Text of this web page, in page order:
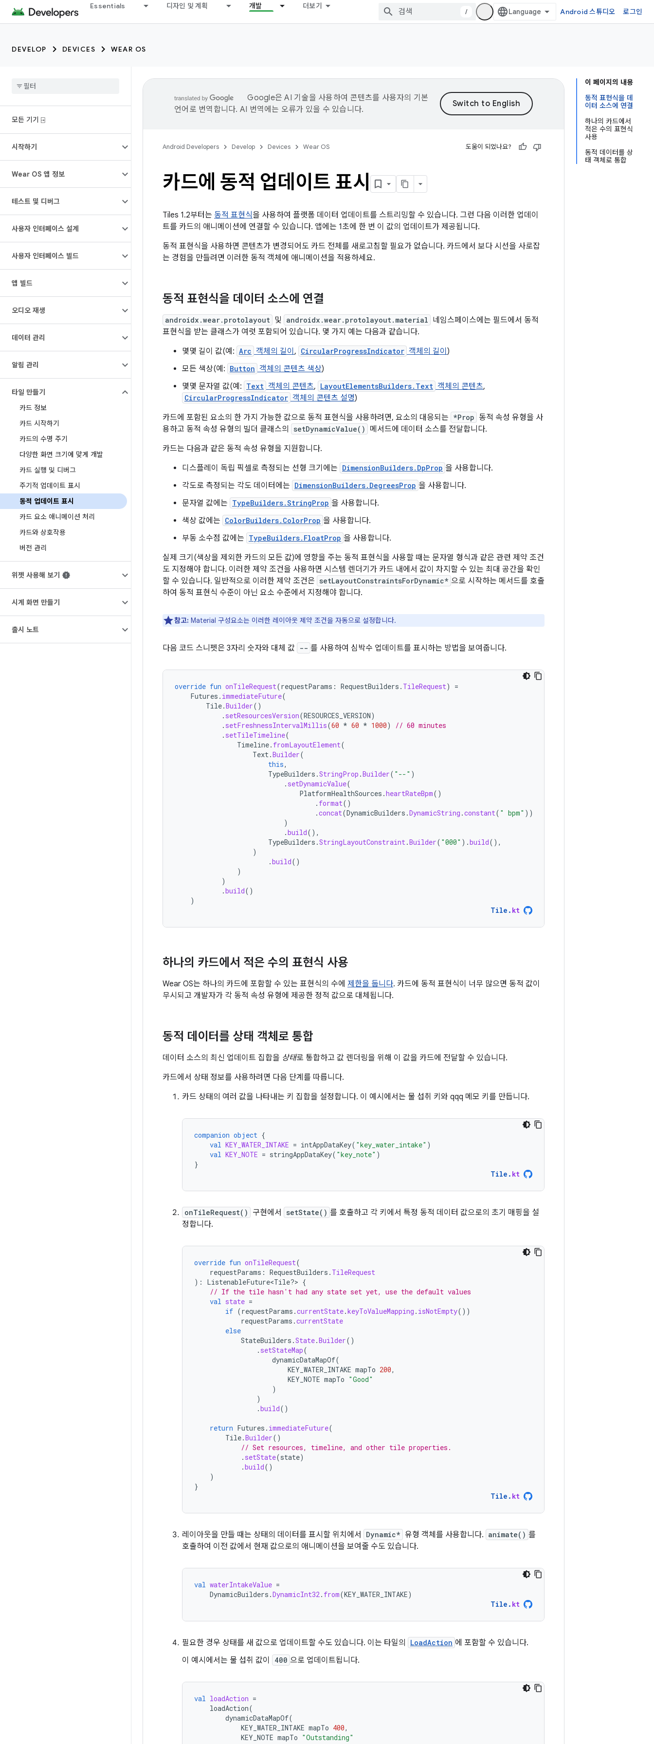
Essentials 디자인 및 계획 개발 더보기
/ Android 스튜디오 로그인
DEVELOP DEVICES WEAR OS
모든 기기 ⍈
시작하기
Wear OS 앱 정보
테스트 및 디버그
사용자 인터페이스 설계
사용자 인터페이스 빌드
앱 빌드
오디오 재생
데이터 관리
알림 관리
타일 만들기
카드 정보
카드 시작하기
카드의 수명 주기
다양한 화면 크기에 맞게 개발
카드 실행 및 디버그
주기적 업데이트 표시
동적 업데이트 표시
카드 요소 애니메이션 처리
카드와 상호작용
버전 관리
위젯 사용해 보기
시계 화면 만들기
출시 노트
이 페이지의 내용
동적 표현식을 데
이터 소스에 연결
하나의 카드에서
적은 수의 표현식
사용
동적 데이터를 상
태 객체로 통합
Google은 AI 기술을 사용하여 콘텐츠를 사용자의 기본
언어로 번역합니다. AI 번역에는 오류가 있을 수 있습니다.
Android Developers Develop Devices Wear OS 도움이 되었나요?
카드에 동적 업데이트 표시
Tiles 1.2부터는 동적 표현식을 사용하여 플랫폼 데이터 업데이트를 스트리밍할 수 있습니다. 그런 다음 이러한 업데이
트를 카드의 애니메이션에 연결할 수 있습니다. 앱에는 1초에 한 번 이 값의 업데이트가 제공됩니다.
동적 표현식을 사용하면 콘텐츠가 변경되어도 카드 전체를 새로고침할 필요가 없습니다. 카드에서 보다 시선을 사로잡
는 경험을 만들려면 이러한 동적 객체에 애니메이션을 적용하세요.
동적 표현식을 데이터 소스에 연결
androidx.wear.protolayout 및 androidx.wear.protolayout.material 네임스페이스에는 필드에서 동적
표현식을 받는 클래스가 여럿 포함되어 있습니다. 몇 가지 예는 다음과 같습니다.
몇몇 길이 값(예: Arc 객체의 길이 , CircularProgressIndicator 객체의 길이 )
모든 색상(예: Button 객체의 콘텐츠 색상)
몇몇 문자열 값(예: Text 객체의 콘텐츠, LayoutElementsBuilders.Text 객체의 콘텐츠,
CircularProgressIndicator 객체의 콘텐츠 설명)
카드에 포함된 요소의 한 가지 가능한 값으로 동적 표현식을 사용하려면, 요소의 대응되는 *Prop 동적 속성 유형을 사
용하고 동적 속성 유형의 빌더 클래스의
setDynamicValue()
메서드에 데이터 소스를 전달합니다.
카드는 다음과 같은 동적 속성 유형을 지원합니다.
디스플레이 독립 픽셀로 측정되는 선형 크기에는 DimensionBuilders.DpProp 을 사용합니다.
각도로 측정되는 각도 데이터에는 DimensionBuilders.DegreesProp 을 사용합니다.
문자열 값에는 TypeBuilders.StringProp 을 사용합니다.
색상 값에는 ColorBuilders.ColorProp 을 사용합니다.
부동 소수점 값에는 TypeBuilders.FloatProp 을 사용합니다.
실제 크기(색상을 제외한 카드의 모든 값)에 영향을 주는 동적 표현식을 사용할 때는 문자열 형식과 같은 관련 제약 조건
도 지정해야 합니다. 이러한 제약 조건을 사용하면 시스템 렌더기가 카드 내에서 값이 차지할 수 있는 최대 공간을 확인
할 수 있습니다. 일반적으로 이러한 제약 조건은 setLayoutConstraintsForDynamic* 으로 시작하는 메서드를 호출
하여 동적 표현식 수준이 아닌 요소 수준에서 지정해야 합니다.
참고: Material 구성요소는 이러한 레이아웃 제약 조건을 자동으로 설정합니다.
다음 코드 스니펫은 3자리 숫자와 대체 값 -- 를 사용하여 심박수 업데이트를 표시하는 방법을 보여줍니다.
override fun onTileRequest(requestParams : RequestBuilders . TileRequest)
=
Futures . immediateFuture(
Tile.Builder()
. setResourcesVersion(RESOURCES_VERSION)
. setFreshnessIntervalMillis(60 * 60 * 1000)
// 60 minutes
. setTileTimeline(
Timeline. fromLayoutElement(
Text.Builder(
this,
TypeBuilders .StringProp .Builder( "--" )
. setDynamicValue(
PlatformHealthSources .heartRateBpm()
. format()
.concat(DynamicBuilders .DynamicString .constant( " bpm" ))
)
.build(),
TypeBuilders .StringLayoutConstraint.Builder( "000" ).build(),
)
.build()
)
)
.build()
)
Tile . kt
하나의 카드에서 적은 수의 표현식 사용
Wear OS는 하나의 카드에 포함할 수 있는 표현식의 수에 제한을 둡니다. 카드에 동적 표현식이 너무 많으면 동적 값이
무시되고 개발자가 각 동적 속성 유형에 제공한 정적 값으로 대체됩니다.
동적 데이터를 상태 객체로 통합
데이터 소스의 최신 업데이트 집합을 상태로 통합하고 값 렌더링을 위해 이 값을 카드에 전달할 수 있습니다.
카드에서 상태 정보를 사용하려면 다음 단계를 따릅니다.
카드 상태의 여러 값을 나타내는 키 집합을 설정합니다. 이 예시에서는 물 섭취 키와 qqq 메모 키를 만듭니다.
companion object {
val KEY_WATER_INTAKE = intAppDataKey( "key_water_intake" )
val KEY_NOTE = stringAppDataKey( "key_note" )
}
Tile . kt
onTileRequest() 구현에서 setState() 를 호출하고 각 키에서 특정 동적 데이터 값으로의 초기 매핑을 설
정합니다.
override fun onTileRequest(
requestParams : RequestBuilders . TileRequest
):
ListenableFuture<Tile?> {
// If the tile hasn't had any state set yet, use the default values
val state =
if (requestParams .currentState.keyToValueMapping . isNotEmpty())
requestParams .currentState
else
StateBuilders .State.Builder()
. setStateMap(
dynamicDataMapOf(
KEY_WATER_INTAKE mapTo 200,
KEY_NOTE mapTo "Good"
)
)
.build()
return Futures . immediateFuture(
Tile.Builder()
// Set resources, timeline, and other tile properties.
. setState(state)
.build()
)
}
Tile . kt
레이아웃을 만들 때는 상태의 데이터를 표시할 위치에서 Dynamic* 유형 객체를 사용합니다. animate() 를
호출하여 이전 값에서 현재 값으로의 애니메이션을 보여줄 수도 있습니다.
val waterIntakeValue =
DynamicBuilders .DynamicInt32. from(KEY_WATER_INTAKE)
Tile . kt
필요한 경우 상태를 새 값으로 업데이트할 수도 있습니다. 이는 타일의 LoadAction 에 포함할 수 있습니다.
이 예시에서는 물 섭취 값이
400 으로 업데이트됩니다.
val loadAction =
loadAction(
dynamicDataMapOf(
KEY_WATER_INTAKE mapTo 400,
KEY_NOTE mapTo "Outstanding"